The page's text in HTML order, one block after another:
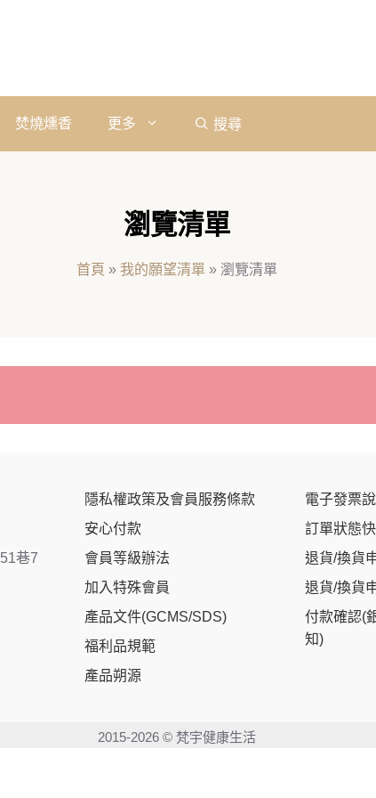
焚燒燻香 更多 搜尋
瀏覽清單
首頁 » 我的願望清單 » 瀏覽清單
巷7
隱私權政策及會員服務條款
安心付款
會員等級辦法
加入特殊會員
產品文件(GCMS/SDS)
福利品規範
產品朔源
電子發票
訂單狀態
退貨/換貨
退貨/換貨
付款確認(
知)
2015-2026 © 梵宇健康生活